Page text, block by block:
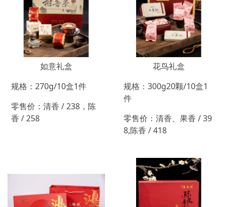
如意礼盒
规格：270g/10盒1件
零售价：清香 / 238，陈
香 / 258
花鸟礼盒
规格：300g20颗/10盒1
件
零售价：清香、果香 / 39
8,陈香 / 418